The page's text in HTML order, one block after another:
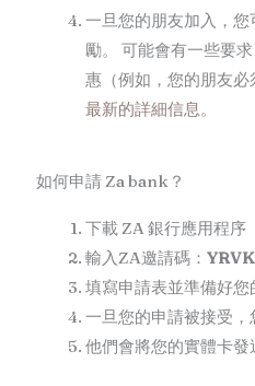
一旦您的朋友加入，
勵。 可能會有一些要
惠（例如，您的朋友
最新的詳細信息。
如何申請 Za bank？
下載 ZA 銀行應用程序
輸入ZA邀請碼：
填寫申請表並準備好您
一旦您的申請被接受
他們會將您的實體卡